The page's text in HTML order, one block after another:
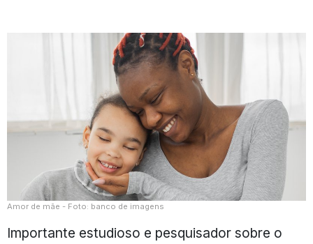
Amor de mãe - Foto: banco de imagens
Importante estudioso e pesquisador sobre o